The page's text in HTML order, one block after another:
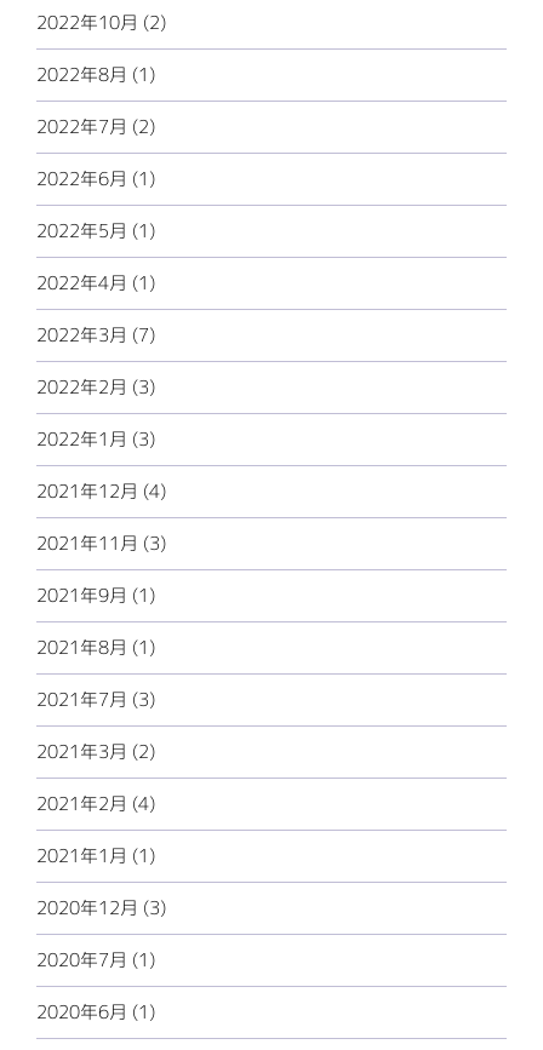
2022年10月 (2)
2022年8月 (1)
2022年7月 (2)
2022年6月 (1)
2022年5月 (1)
2022年4月 (1)
2022年3月 (7)
2022年2月 (3)
2022年1月 (3)
2021年12月 (4)
2021年11月 (3)
2021年9月 (1)
2021年8月 (1)
2021年7月 (3)
2021年3月 (2)
2021年2月 (4)
2021年1月 (1)
2020年12月 (3)
2020年7月 (1)
2020年6月 (1)